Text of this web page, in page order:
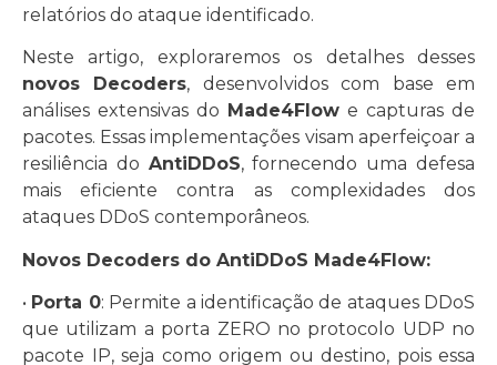
relatórios do ataque identificado.
Neste artigo, exploraremos os detalhes desses
novos Decoders, desenvolvidos com base em
análises extensivas do Made4Flow e capturas de
pacotes. Essas implementações visam aperfeiçoar a
resiliência do AntiDDoS, fornecendo uma defesa
mais eficiente contra as complexidades dos
ataques DDoS contemporâneos.
Novos Decoders do AntiDDoS Made4Flow:
• Porta 0: Permite a identificação de ataques DDoS
que utilizam a porta ZERO no protocolo UDP no
pacote IP, seja como origem ou destino, pois essa